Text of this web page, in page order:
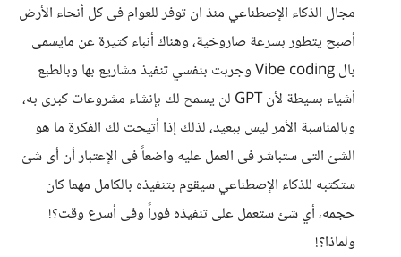
مجال الذكاء الإصطناعي منذ ان توفر للعوام فى كل أنحاء الأرض
أصبح يتطور بسرعة صاروخية، وهناك أنباء كثيرة عن مايسمى
بال Vibe coding وجربت بنفسي تنفيذ مشاريع بها وبالطبع
أشياء بسيطة لأن GPT لن يسمح لك بإنشاء مشروعات كبرى به،
وبالمناسبة الأمر ليس ببعيد، لذلك إذا أتيحت لك الفكرة ما هو
الشئ التى ستباشر فى العمل عليه واضعاً فى الإعتبار أن أى شئ
ستكتبه للذكاء الإصطناعي سيقوم بتنفيذه بالكامل مهما كان
حجمه، أي شئ ستعمل على تنفيذه فوراً وفى أسرع وقت؟!
ولماذا؟!